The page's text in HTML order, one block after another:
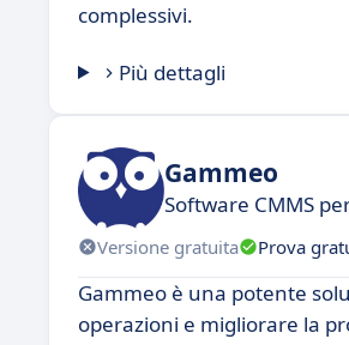
complessivi.
Più dettagli
Gammeo
Software CMMS
Versione gratuita Prova
Gammeo è una potente
operazioni e migliorare la